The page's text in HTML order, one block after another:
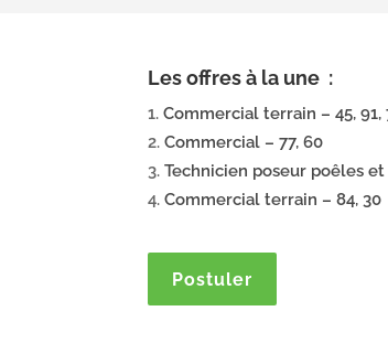
Les offres à la une :
Commercial terrain – 45, 91,
Commercial – 77, 60
Technicien poseur poêles
Commercial terrain – 84, 30
Postuler